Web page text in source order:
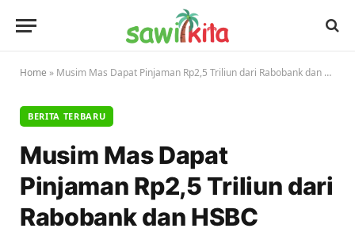
Home » Musim Mas Dapat Pinjaman Rp2,5 Triliun dari Rabobank dan HSBC
BERITA TERBARU
Musim Mas Dapat
Pinjaman Rp2,5 Triliun dari
Rabobank dan HSBC